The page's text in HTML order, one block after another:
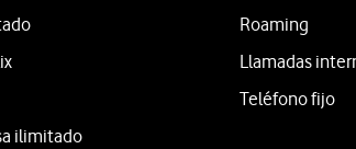
ilimitado
Roaming
Llamadas
Teléfono fijo